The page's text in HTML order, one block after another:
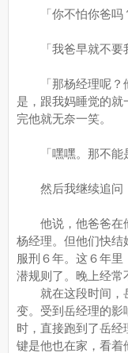
「你不怕你爸吗？
「我爸早就不要
「那杨经理呢？他
是，跟我妈睡觉的
完他就无奈一笑。
「嘿嘿。那不能是
然后我继续追问，
他说，他爸爸在他
杨经理。但他们快结
服刑６年。这６年
潜规则了。晚上经常
就在这段时间，
变。受到岳经理的影
时，直接跑到了岳
键是他也在家，看着